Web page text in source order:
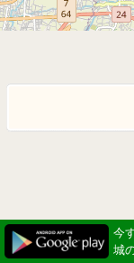
今
城